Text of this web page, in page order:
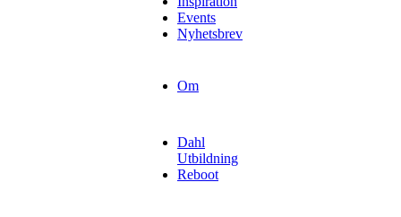
Events
Nyhetsbrev
Om
Dahl
Utbildning
Reboot